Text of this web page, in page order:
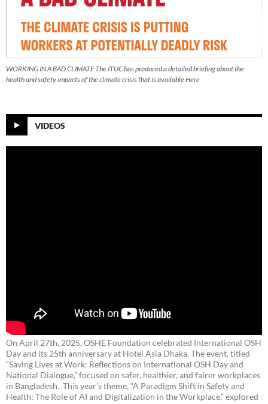
WORKING IN A BAD CLIMATE The ITUC has produced a detailed briefing about the
health and safety impacts of the climate crisis that is availableHere
VIDEOS
On April 27th, 2025, OSHE Foundation celebrated International OSH
Day and its 25th anniversary at Hotel Asia Dhaka. The event, titled
“Saving Lives at Work: Reflections on International OSH Day and
National Dialogue,”focused on safer, healthier, and fairer workplaces
in Bangladesh. This year’s theme, “A Paradigm Shift in Safety and
Health: The Role of AI and Digitalization in the Workplace,” explored